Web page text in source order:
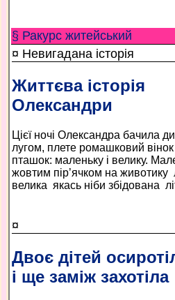
§ Ракурс житейський
¤ Невигадана історія
Життєва історія
Олександри
Цієї ночі Олександра бачила
лугом, плете ромашковий
пташок: маленьку і велику.
жовтим пір’ячком на животику
велика якась ніби збідована
¤
Двоє дітей
і ще заміж захотіла